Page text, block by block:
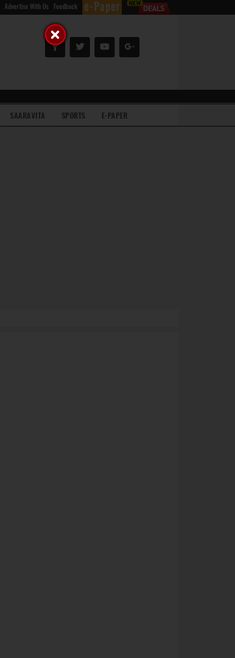
Advertise With Us Feedback
SAARAVITA SPORTS E-PAPER